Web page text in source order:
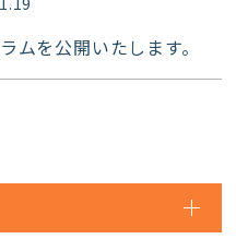
を公開いたします。